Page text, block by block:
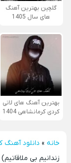
گلچین بهترین آهنگ
های سال 1405
بهترین آهنگ های لاتی
کردی کرمانشاهی 1404
خانه» دانلود آهنگ
زندانیم بی